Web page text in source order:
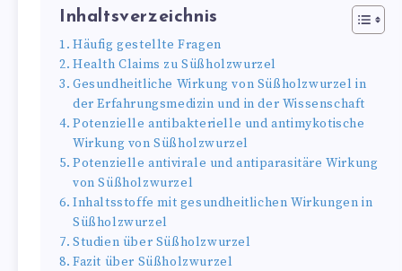
Inhaltsverzeichnis
Häufig gestellte Fragen
Health Claims zu Süßholzwurzel
Gesundheitliche Wirkung von Süßholzwurzel in
der Erfahrungsmedizin und in der Wissenschaft
Potenzielle antibakterielle und antimykotische
Wirkung von Süßholzwurzel
Potenzielle antivirale und antiparasitäre Wirkung
von Süßholzwurzel
Inhaltsstoffe mit gesundheitlichen Wirkungen in
Süßholzwurzel
Studien über Süßholzwurzel
Fazit über Süßholzwurzel